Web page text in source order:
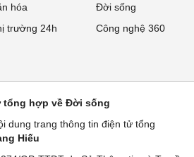
hóa
Đời sống
trường 24h
Công nghệ 360
tổng hợp về Đời sống
dung trang thông tin điện tử tổng
Hiếu